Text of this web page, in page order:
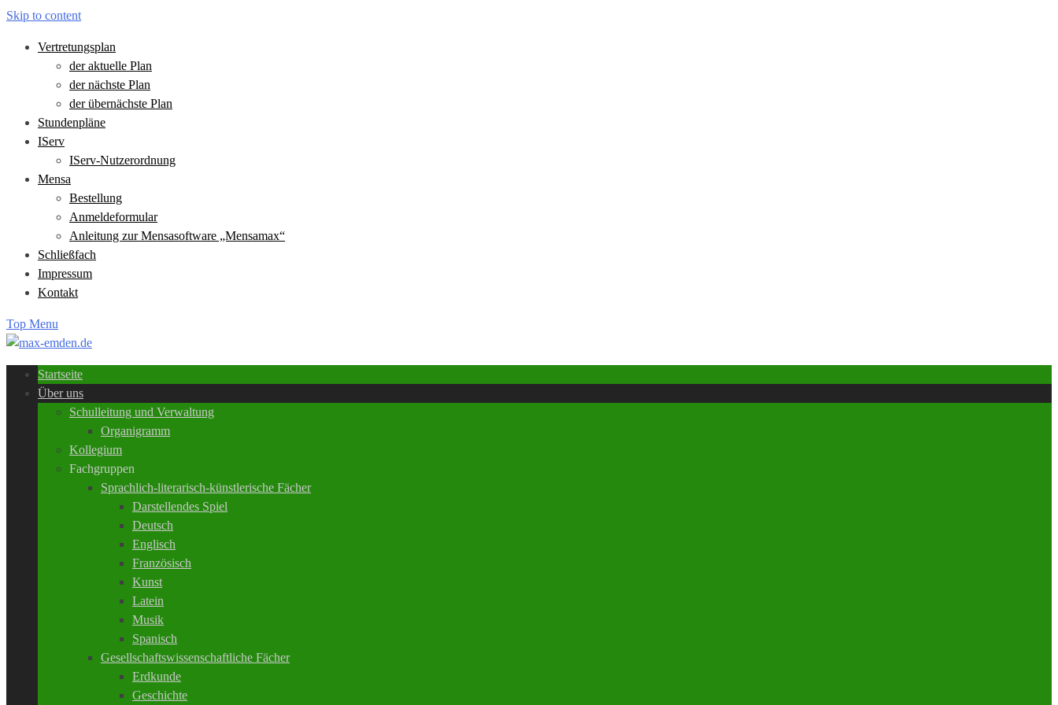
Skip to content
Vertretungsplan
der aktuelle Plan
der nächste Plan
der übernächste Plan
Stundenpläne
IServ
IServ-Nutzerordnung
Mensa
Bestellung
Anmeldeformular
Anleitung zur Mensasoftware „Mensamax“
Schließfach
Impressum
Kontakt
Top Menu
Startseite
Über uns
Schulleitung und Verwaltung
Organigramm
Kollegium
Fachgruppen
Sprachlich-literarisch-künstlerische Fächer
Darstellendes Spiel
Deutsch
Englisch
Französisch
Kunst
Latein
Musik
Spanisch
Gesellschaftswissenschaftliche Fächer
Erdkunde
Geschichte